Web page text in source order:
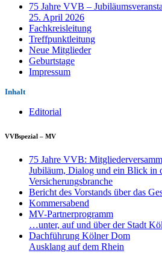
75 Jahre VVB –
25. April 2026
Fachkreisleitung
Treffpunktleitung
Neue Mitglieder
Geburtstage
Impressum
Inhalt
Editorial
VVBspezial – MV
75 Jahre VVB:
Jubiläum, Dialog und ein Blick in
Versicherungsbranche
Bericht des Vorstands über das
Kommersabend
MV-Partnerprogramm
…unter, auf und über der Stadt
Dachführung Kölner Dom
Ausklang auf dem Rhein